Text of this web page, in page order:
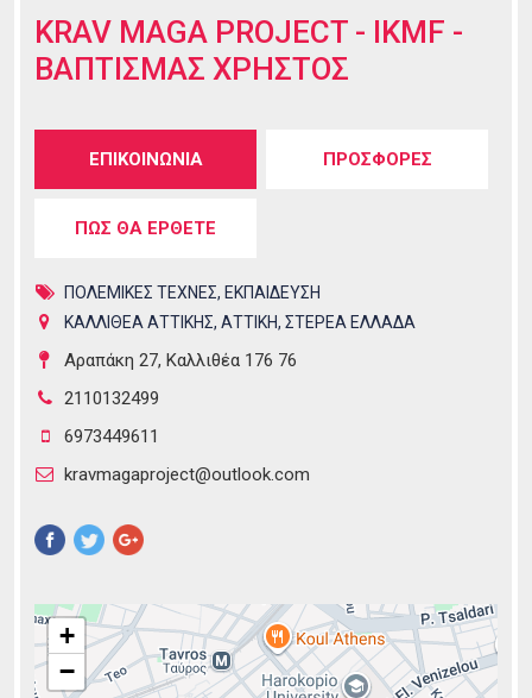
KRAV MAGA PROJECT - IKMF -
ΒΑΠΤΙΣΜΑΣ ΧΡΗΣΤΟΣ
Tabs group καταχώρησης
ΕΠΙΚΟΙΝΩΝΙΑ
καρτέλα)
ΠΡΟΣΦΟΡΕΣ
ΠΩΣ ΘΑ ΕΡΘΕΤΕ
ΠΟΛΕΜΙΚΕΣ ΤΕΧΝΕΣ, ΕΚΠΑΙΔΕΥΣΗ
ΚΑΛΛΙΘΕΑ ΑΤΤΙΚΗΣ, ΑΤΤΙΚΗ, ΣΤΕΡΕΑ ΕΛΛΑΔΑ
Αραπάκη 27, Καλλιθέα 176 76
2110132499
6973449611
kravmagaproject@outlook.com
+
−